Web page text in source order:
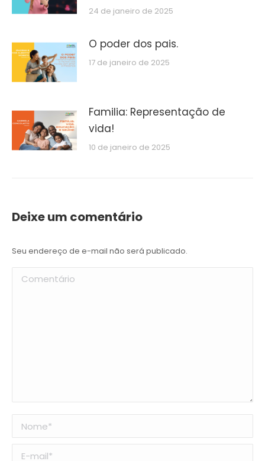
24 de janeiro de 2025
O poder dos pais.
17 de janeiro de 2025
Familia: Representação de
vida!
10 de janeiro de 2025
Deixe um comentário
Seu endereço de e-mail não será publicado.
Comentário
Nome *
E-mail *